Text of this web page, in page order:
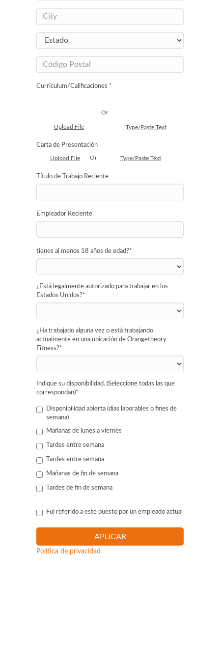
Currículum/Calificaciones *
Upload File
Or
Type/Paste Text
Carta de Presentación
Upload File Or Type/Paste Text
Título de Trabajo Reciente
Empleador Reciente
tienes al menos 18 años de edad?*
¿Está legalmente autorizado para trabajar en los
Estados Unidos?*
¿Ha trabajado alguna vez o está trabajando
actualmente en una ubicación de Orangetheory
Fitness?*
Indique su disponibilidad. (Seleccione todas las que
correspondan)*
Disponibilidad abierta (días laborables o fines de
semana)
Mañanas de lunes a viernes
Tardes entre semana
Tardes entre semana
Mañanas de fin de semana
Tardes de fin de semana
Fui referido a este puesto por un empleado actual
Política de privacidad